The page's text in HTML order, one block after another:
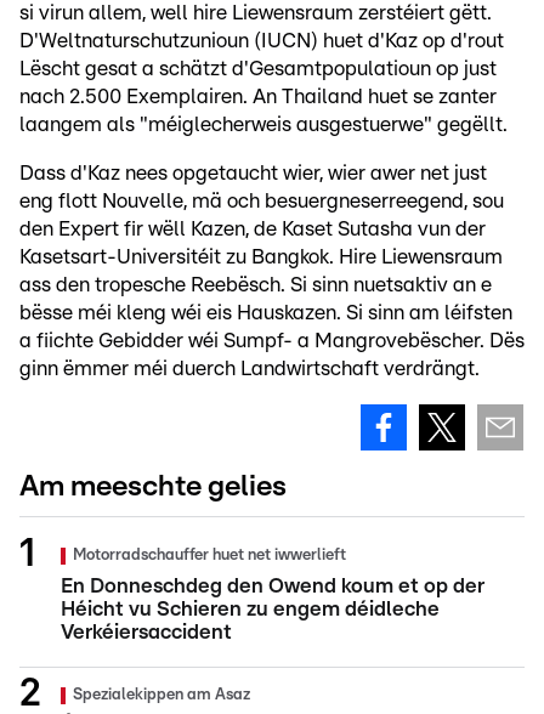
si virun allem, well hire Liewensraum zerstéiert gëtt.
D'Weltnaturschutzunioun (IUCN) huet d'Kaz op d'rout
Lëscht gesat a schätzt d'Gesamtpopulatioun op just
nach 2.500 Exemplairen. An Thailand huet se zanter
laangem als "méiglecherweis ausgestuerwe" gegëllt.
Dass d'Kaz nees opgetaucht wier, wier awer net just
eng flott Nouvelle, mä och besuergneserreegend, sou
den Expert fir wëll Kazen, de Kaset Sutasha vun der
Kasetsart-Universitéit zu Bangkok. Hire Liewensraum
ass den tropesche Reebësch. Si sinn nuetsaktiv an e
bësse méi kleng wéi eis Hauskazen. Si sinn am léifsten
a fiichte Gebidder wéi Sumpf- a Mangrovebëscher. Dës
ginn ëmmer méi duerch Landwirtschaft verdrängt.
Am meeschte gelies
Motorradschauffer huet net iwwerlieft
En Donneschdeg den Owend koum et op der
Héicht vu Schieren zu engem déidleche
Verkéiersaccident
Spezialekippen am Asaz